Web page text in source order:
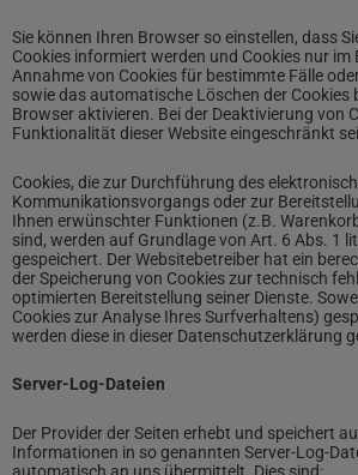
Sie können Ihren Browser so einstellen, dass
Cookies informiert werden und Cookies nur im
Annahme von Cookies für bestimmte Fälle
sowie das automatische Löschen der Cookies
Browser aktivieren. Bei der Deaktivierung von
Funktionalität dieser Website eingeschränkt
Cookies, die zur Durchführung des
Kommunikationsvorgangs oder zur
Ihnen erwünschter Funktionen (z.B.
sind, werden auf Grundlage von Art. 6 Abs. 1
gespeichert. Der Websitebetreiber hat ein
der Speicherung von Cookies zur technisch
optimierten Bereitstellung seiner Dienste.
Cookies zur Analyse Ihres Surfverhaltens)
werden diese in dieser Datenschutzerklärung
Server-Log-Dateien
Der Provider der Seiten erhebt und speichert
Informationen in so genannten Server-Log-
automatisch an uns übermittelt. Dies sind: